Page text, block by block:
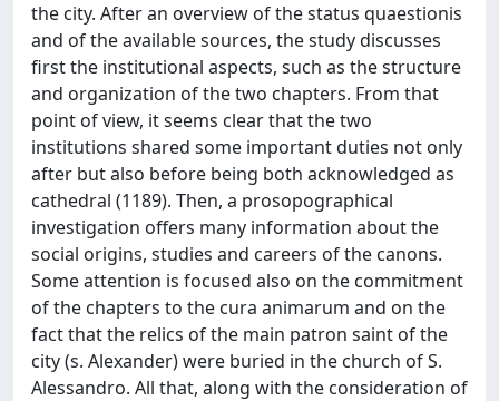
the city. After an overview of the status quaestionis
and of the available sources, the study discusses
first the institutional aspects, such as the structure
and organization of the two chapters. From that
point of view, it seems clear that the two
institutions shared some important duties not only
after but also before being both acknowledged as
cathedral (1189). Then, a prosopographical
investigation offers many information about the
social origins, studies and careers of the canons.
Some attention is focused also on the commitment
of the chapters to the cura animarum and on the
fact that the relics of the main patron saint of the
city (s. Alexander) were buried in the church of S.
Alessandro. All that, along with the consideration of